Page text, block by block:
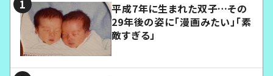
平成7年に生まれた双子…その
29年後の姿に「漫画みたい」「素
敵すぎる」